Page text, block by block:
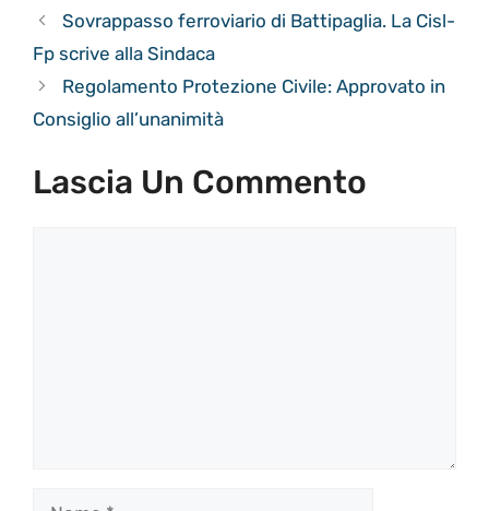
Sovrappasso ferroviario di Battipaglia. La Cisl-
Fp scrive alla Sindaca
Regolamento Protezione Civile: Approvato in
Consiglio all’unanimità
Lascia Un Commento